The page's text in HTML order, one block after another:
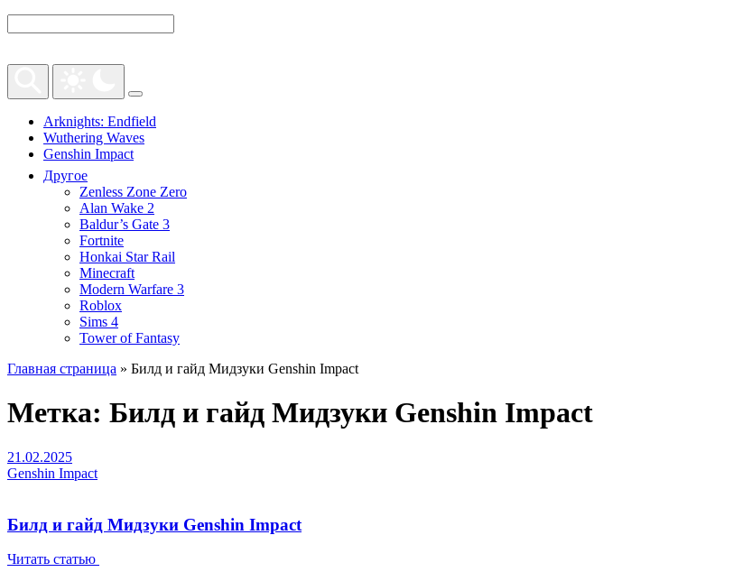
Arknights: Endfield
Wuthering Waves
Genshin Impact
Другое
Zenless Zone Zero
Alan Wake 2
Baldur’s Gate 3
Fortnite
Honkai Star Rail
Minecraft
Modern Warfare 3
Roblox
Sims 4
Tower of Fantasy
Главная страница » Билд и гайд Мидзуки Genshin Impact
Метка: Билд и гайд Мидзуки Genshin Impact
21.02.2025
Genshin Impact
Билд и гайд Мидзуки Genshin Impact
Читать статью